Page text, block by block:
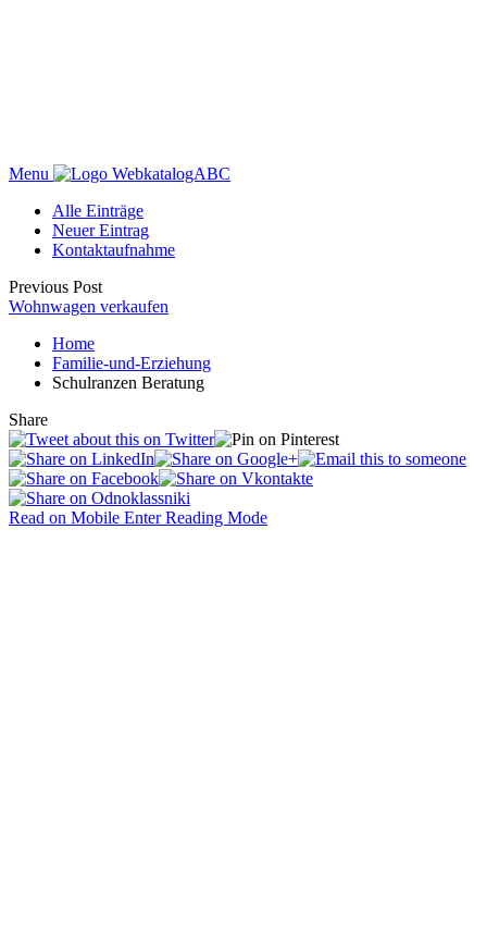
Menu
WebkatalogABC
Alle Einträge
Neuer Eintrag
Kontaktaufnahme
Previous Post
Wohnwagen verkaufen
Home
Familie-und-Erziehung
Schulranzen Beratung
Share
Read on Mobile Enter Reading Mode